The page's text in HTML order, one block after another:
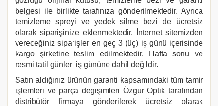
belgesi ile birlikte tarafınıza gönderilmektedir. Ayrıca
temizleme spreyi ve yedek silme bezi de ücretsiz
olarak siparişinize eklenmektedir. İnternet sitemizden
vereceğiniz siparişler en geç 3 (üç) iş günü içerisinde
kargo şirketine teslim edilmektedir. Hafta sonu ve
resmi tatil günleri iş gününe dahil değildir.
Satın aldığınız ürünün garanti kapsamındaki tüm tamir
işlemleri ve parça değişimleri Özgür Optik tarafından
distribütör firmaya gönderilerek ücretsiz olarak